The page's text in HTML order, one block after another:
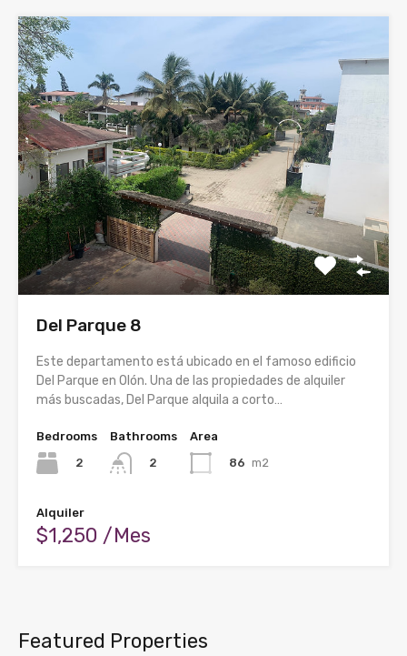
Del Parque 8
Este departamento está ubicado en el famoso edificio
Del Parque en Olón. Una de las propiedades de alquiler
más buscadas, Del Parque alquila a corto…
Bedrooms
2
Bathrooms
2
Area
86 m2
Alquiler
$1,250 /Mes
Featured Properties